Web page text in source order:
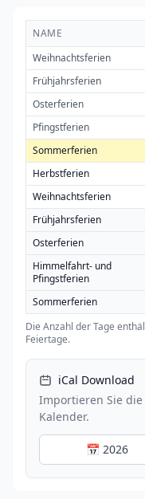
NAME
Weihnachtsferien
Frühjahrsferien
Osterferien
Pfingstferien
Sommerferien
Herbstferien
Weihnachtsferien
Frühjahrsferien
Osterferien
Himmelfahrt- und
Pfingstferien
Sommerferien
Die Anzahl der Tage
Feiertage.
iCal Download
Importieren Sie
Kalender.
📅 2026